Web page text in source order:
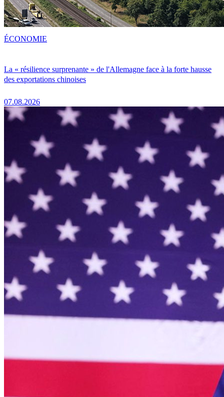
La « résilience surprenante » de l'Allemagne face à la forte hausse
des exportations chinoises
07.08.2026
ÉCONOMIE